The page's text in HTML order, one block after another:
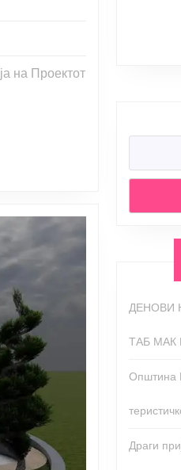
на Проектот
ДЕНОВИ
ТАБ МАК
Општина
Драги